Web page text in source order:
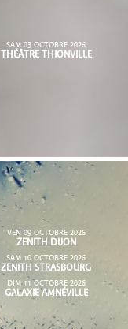
SAM 03 OCTOBRE 2026
THÉÂTRE THIONVILLE
VEN 09 OCTOBRE 2026
ZENITH DIJON
SAM 10 OCTOBRE 2026
ZENITH STRASBOURG
DIM 11 OCTOBRE 2026
GALAXIE AMNÉVILLE